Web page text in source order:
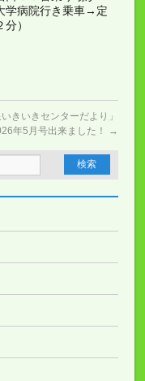
学病院行き乗車→定
）
いきいきセンターだより」
年5月号出来ました！
→